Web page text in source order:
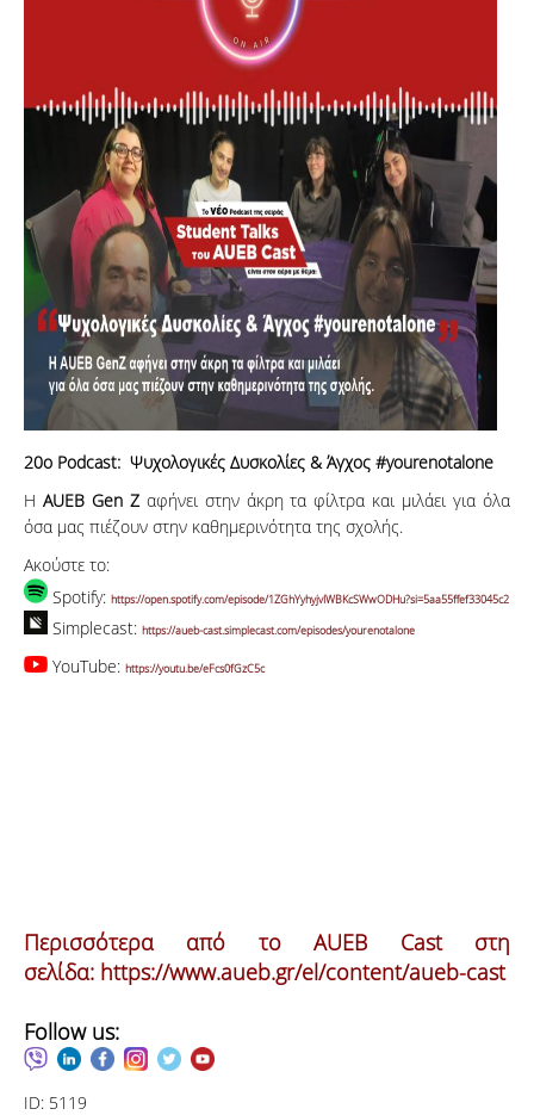
20ο Podcast: Ψυχολογικές Δυσκολίες & Άγχος #yourenotalone
H AUEB Gen Zαφήνει στην άκρη τα φίλτρα και μιλάει για όλα
όσα μας πιέζουν στην καθημερινότητα της σχολής.
Ακούστε το:
Spotify: https://open.spotify.com/episode/1ZGhYyhyjvIWBKcSWwODHu?si=5aa55ffef33045c2
Simplecast: https://aueb-cast.simplecast.com/episodes/yourenotalone
YouTube: https://youtu.be/eFcs0fGzC5c
Περισσότερα από το AUEB Cast στη
σελίδα: https://www.aueb.gr/el/content/aueb-cast
Follow us:
ID: 5119